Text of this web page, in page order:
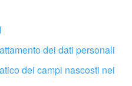
questo strumento
dei dati personali
dei campi nascosti nei